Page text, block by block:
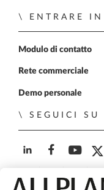
ENTRARE
Modulo di contatto
Rete commerciale
Demo personale
SEGUICI SU
ALLPLAN